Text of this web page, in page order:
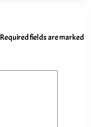
Required fields are marked